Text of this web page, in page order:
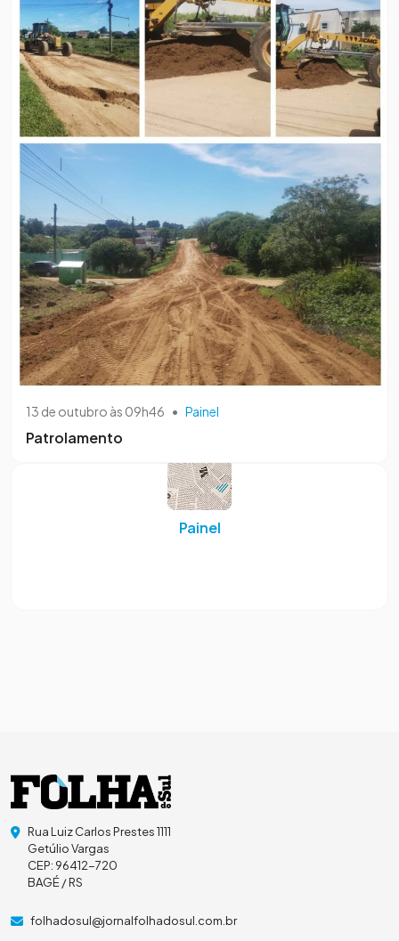
13 de outubro às 09h46 • Painel
Patrolamento
Painel
Rua Luiz Carlos Prestes 1111
Getúlio Vargas
CEP: 96412-720
BAGÉ / RS
folhadosul@jornalfolhadosul.com.br